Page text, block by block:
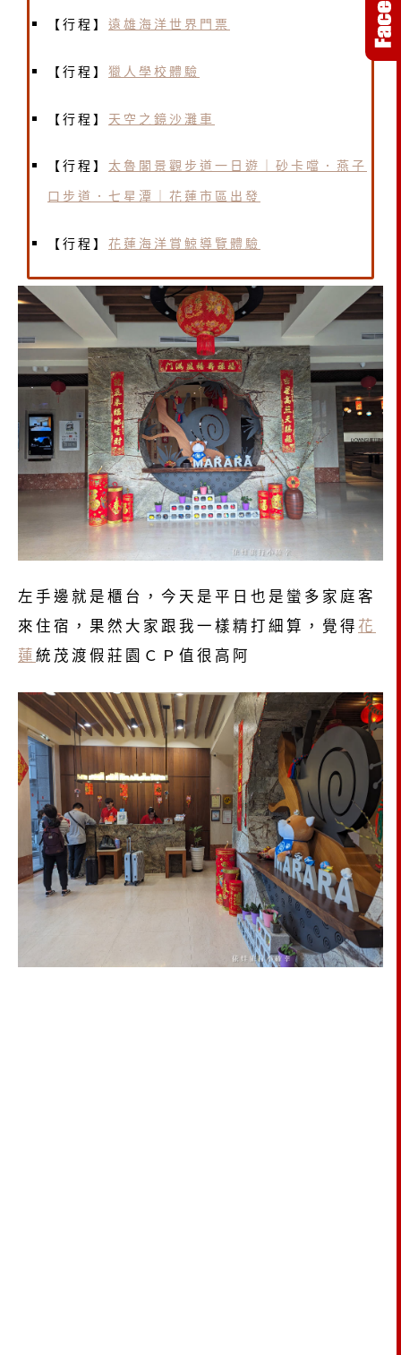
【行程】 遠雄海洋世界門票
【行程】 獵人學校體驗
【行程】 天空之鏡沙灘車
【行程】 太魯閣景觀步道一日遊｜砂卡噹．燕子
口步道．七星潭｜花蓮市區出發
【行程】 花蓮海洋賞鯨導覽體驗
左手邊就是櫃台，今天是平日也是蠻多家庭客
來住宿，果然大家跟我一樣精打細算，覺得 花
蓮 統茂渡假莊園ＣＰ值很高阿